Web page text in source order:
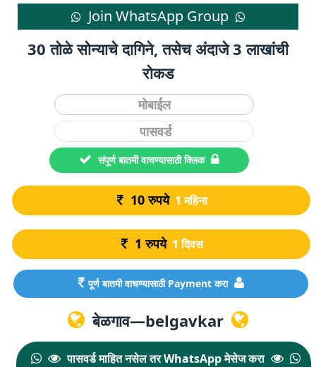
Join WhatsApp Group
30 तोळे सोन्याचे दागिने, तसेच अंदाजे 3 लाखांची
रोकड
संपूर्ण बातमी वाचण्यासाठी क्लिक
10 रुपये 1 महिना
1 रुपये 1 दिवस
पूर्ण बातमी वाचण्यासाठी Payment करा
बेळगाव—belgavkar
पासवर्ड माहित नसेल तर WhatsApp मेसेज करा